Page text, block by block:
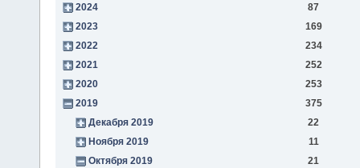
2024
87
2023
169
2022
234
2021
252
2020
253
2019
375
Декабря 2019
22
Ноября 2019
11
Октября 2019
21